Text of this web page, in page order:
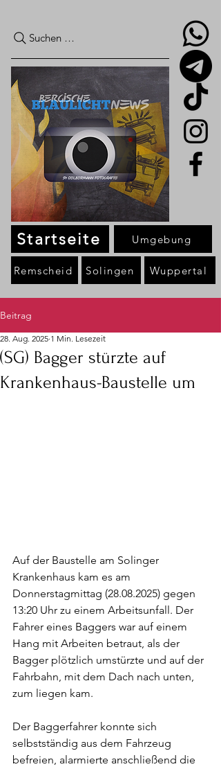
Suchen …
Startseite
Remscheid Solingen Wuppertal
Umgebung
Beitrag
(SG) Bagger stürzte auf
Krankenhaus-Baustelle um
28. Aug. 2025 1 Min. Lesezeit
Auf der Baustelle am Solinger
Krankenhaus kam es am
Donnerstagmittag (28.08.2025) gegen
13:20 Uhr zu einem Arbeitsunfall. Der
Fahrer eines Baggers war auf einem
Hang mit Arbeiten betraut, als der
Bagger plötzlich umstürzte und auf der
Fahrbahn, mit dem Dach nach unten,
zum liegen kam.
Der Baggerfahrer konnte sich
selbstständig aus dem Fahrzeug
befreien, alarmierte anschließend die